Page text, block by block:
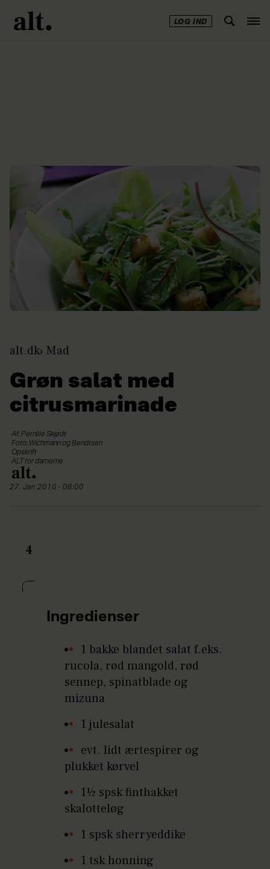
LOG IND
alt.dk Mad
Grøn salat med
citrusmarinade
Af: Pernille Skjødt
Foto: Wichmann og Bendtsen
Opskrift
ALT for damerne
27. Jan 2010 - 06:00
4
Ingredienser
1 bakke blandet salat f.eks.
rucola, rød mangold, rød
sennep, spinatblade og
mizuna
1 julesalat
evt. lidt ærtespirer og
plukket kørvel
1½ spsk finthakket
skalotteløg
1 spsk sherryeddike
1 tsk honning